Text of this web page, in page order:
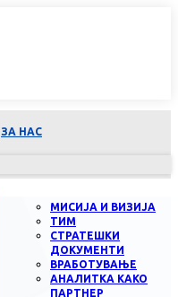
ЗА НАС
МИСИЈА И ВИЗИЈА
ТИМ
СТРАТЕШКИ
ДОКУМЕНТИ
ВРАБОТУВАЊЕ
АНАЛИТКА КАКО
ПАРТНЕР